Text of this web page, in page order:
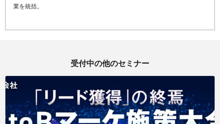
業を統括。
受付中の他のセミナー